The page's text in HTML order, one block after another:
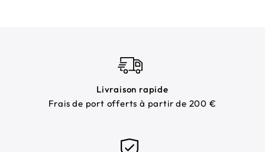
Livraison rapide
Frais de port offerts à partir de 200 €